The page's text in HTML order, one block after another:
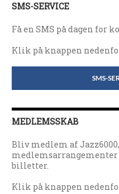
SMS-SERVICE
Få en SMS på dagen for
Klik på knappen
SMS-
MEDLEMSSKAB
Bliv medlem af
medlemsarrangementer
billetter.
Klik på knappen